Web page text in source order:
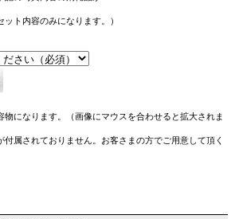
ト内容のみになります。）
になります。（画像にマウスを合わせると拡大されま
属されておりません。お客さまの方でご用意して頂く